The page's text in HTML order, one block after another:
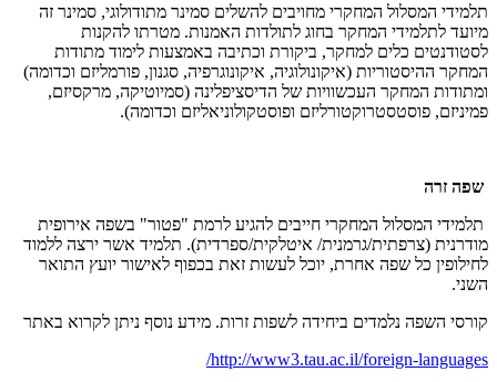
תלמידי המסלול המחקרי מחויבים להשלים סמינר מתודולוגי, סמינר זה
מיועד לתלמידי המחקר בחוג לתולדות האמנות. מטרתו להקנות
לסטודנטים כלים למחקר, ביקורת וכתיבה באמצעות לימוד מתודות
המחקר ההיסטוריות (איקונולוגיה, איקונוגרפיה, סגנון, פורמליזם וכדומה)
ומתודות המחקר העכשוויות של הדיסציפלינה (סמיוטיקה, מרקסיזם,
פמיניזם, פוסטסטרוקטורליזם ופוסטקולוניאליזם וכדומה).
שפה זרה
תלמידי המסלול המחקרי חייבים להגיע לרמת "פטור" בשפה אירופית
מודרנית (צרפתית/גרמנית/ איטלקית/ספרדית). תלמיד אשר ירצה ללמוד
לחילופין כל שפה אחרת, יוכל לעשות זאת בכפוף לאישור יועץ התואר
השני.
קורסי השפה נלמדים ביחידה לשפות זרות. מידע נוסף ניתן לקרוא באתר
http://www3.tau.ac.il/foreign-languages/